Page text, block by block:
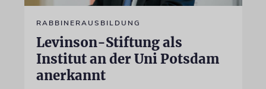
RABBINERAUSBILDUNG
Levinson-Stiftung als
Institut an der Uni Potsdam
anerkannt